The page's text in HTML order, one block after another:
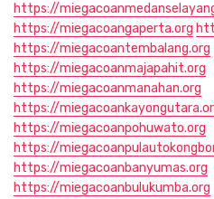
https://
https://miegacoangaperta.org
https://miegacoantembalang.org
https://miegacoanmajapahit.org
https://miegacoanmanahan.org
https://
https://miegacoanpohuwato.org
https://
https://miegacoanbanyumas.org
https://miegacoanbulukumba.org